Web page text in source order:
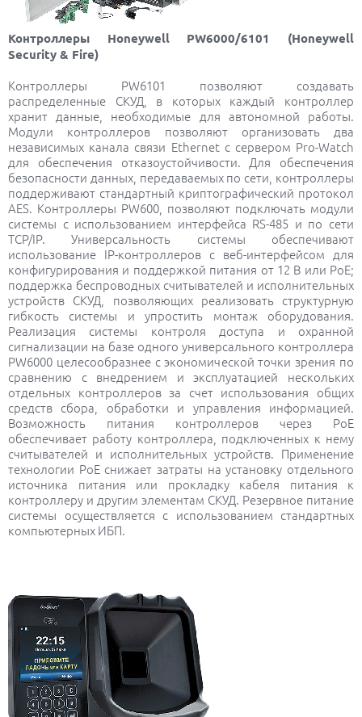
Контроллеры Honeywell PW6000/6101 (Honeywell
Security & Fire)
Контроллеры PW6101 позволяют создавать
распределенные СКУД, в которых каждый контроллер
хранит данные, необходимые для автономной работы.
Модули контроллеров позволяют организовать два
независимых канала связи Ethernet с сервером Pro-Watch
для обеспечения отказоустойчивости. Для обеспечения
безопасности данных, передаваемых по сети, контроллеры
поддерживают стандартный криптографический протокол
AES. Контроллеры PW600, позволяют подключать модули
системы с использованием интерфейса RS-485 и по сети
TCP/IP. Универсальность системы обеспечивают
использование IP-контроллеров с веб-интерфейсом для
конфигурирования и поддержкой питания от 12 В или PoE;
поддержка беспроводных считывателей и исполнительных
устройств СКУД, позволяющих реализовать структурную
гибкость системы и упростить монтаж оборудования.
Реализация системы контроля доступа и охранной
сигнализации на базе одного универсального контроллера
PW6000 целесообразнее с экономической точки зрения по
сравнению с внедрением и эксплуатацией нескольких
отдельных контроллеров за счет использования общих
средств сбора, обработки и управления информацией.
Возможность питания контроллеров через PoE
обеспечивает работу контроллера, подключенных к нему
считывателей и исполнительных устройств. Применение
технологии PoE снижает затраты на установку отдельного
источника питания или прокладку кабеля питания к
контроллеру и другим элементам СКУД. Резервное питание
системы осуществляется с использованием стандартных
компьютерных ИБП.